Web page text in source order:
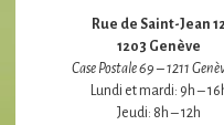
Rue de Saint-Jean
1203 Genève
Case Postale 69 – 1211
Lundi et mardi: 9h –
Jeudi: 8h – 12h
du
des